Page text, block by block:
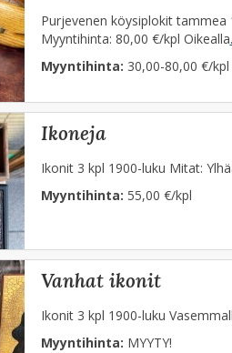
Purjevenen köysiplokit
Myyntihinta: 80,00 €/kpl Oikealla
Myyntihinta: 30,00-80,00 €/kpl
ikoneja
Ikonit 3 kpl 1900-luku Mitat:
Myyntihinta: 55,00 €/kpl
vanhat ikonit
Ikonit 3 kpl 1900-luku
Myyntihinta: MYYTY!